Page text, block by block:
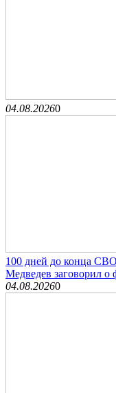
04.08.20260
100 дней до конца
Медведев заговорил о
04.08.20260